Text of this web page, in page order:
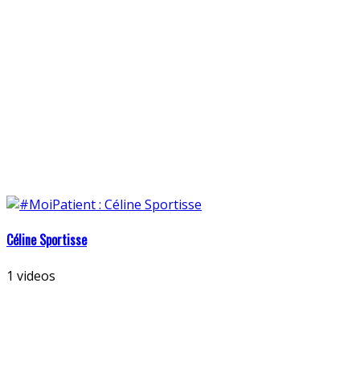
Céline Sportisse
1 videos